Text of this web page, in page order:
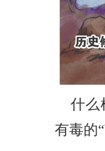
什么
有毒的“